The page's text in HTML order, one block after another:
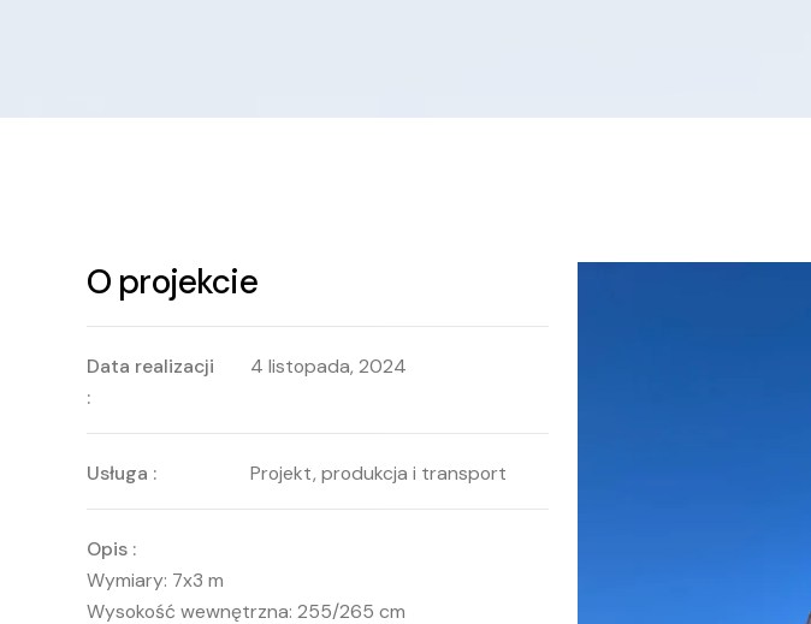
O projekcie
Data realizacji
:
4 listopada, 2024
Usługa : Projekt, produkcja i transport
Opis :
Wymiary: 7x3 m
Wysokość wewnętrzna: 255/265 cm